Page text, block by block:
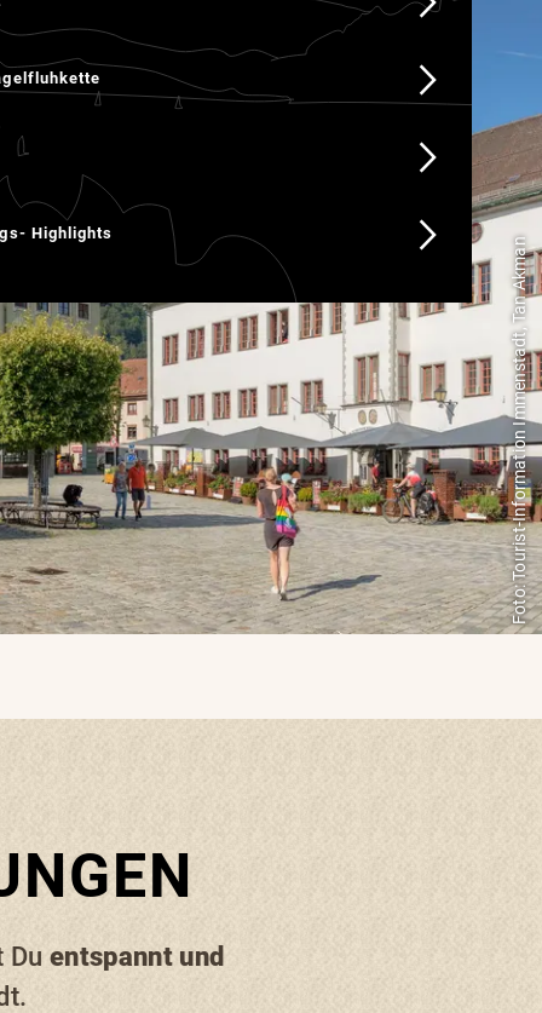
Foto: Tourist-Information Immenstadt, Tan Akman
Highlights
Du entspannt und